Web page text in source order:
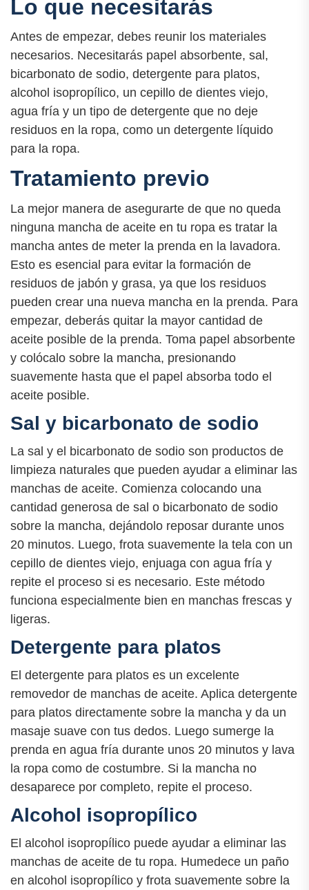
Lo que necesitarás
Antes de empezar, debes reunir los materiales
necesarios. Necesitarás papel absorbente, sal,
bicarbonato de sodio, detergente para platos,
alcohol isopropílico, un cepillo de dientes viejo,
agua fría y un tipo de detergente que no deje
residuos en la ropa, como un detergente líquido
para la ropa.
Tratamiento previo
La mejor manera de asegurarte de que no queda
ninguna mancha de aceite en tu ropa es tratar la
mancha antes de meter la prenda en la lavadora.
Esto es esencial para evitar la formación de
residuos de jabón y grasa, ya que los residuos
pueden crear una nueva mancha en la prenda. Para
empezar, deberás quitar la mayor cantidad de
aceite posible de la prenda. Toma papel absorbente
y colócalo sobre la mancha, presionando
suavemente hasta que el papel absorba todo el
aceite posible.
Sal y bicarbonato de sodio
La sal y el bicarbonato de sodio son productos de
limpieza naturales que pueden ayudar a eliminar las
manchas de aceite. Comienza colocando una
cantidad generosa de sal o bicarbonato de sodio
sobre la mancha, dejándolo reposar durante unos
20 minutos. Luego, frota suavemente la tela con un
cepillo de dientes viejo, enjuaga con agua fría y
repite el proceso si es necesario. Este método
funciona especialmente bien en manchas frescas y
ligeras.
Detergente para platos
El detergente para platos es un excelente
removedor de manchas de aceite. Aplica detergente
para platos directamente sobre la mancha y da un
masaje suave con tus dedos. Luego sumerge la
prenda en agua fría durante unos 20 minutos y lava
la ropa como de costumbre. Si la mancha no
desaparece por completo, repite el proceso.
Alcohol isopropílico
El alcohol isopropílico puede ayudar a eliminar las
manchas de aceite de tu ropa. Humedece un paño
en alcohol isopropílico y frota suavemente sobre la